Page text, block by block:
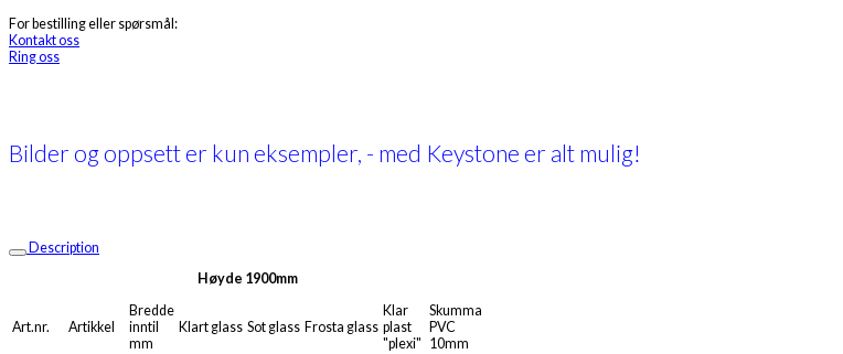
For bestilling eller spørsmål:
Kontakt oss
Ring oss
Bilder og oppsett er kun eksempler, - med Keystone er alt mulig!
Description
Høyde 1900mm
Art.nr. Artikkel
Bredde
inntil
mm
Klart glass Sot glass Frosta glass
Klar
plast
"plexi"
Skumma
PVC
10mm